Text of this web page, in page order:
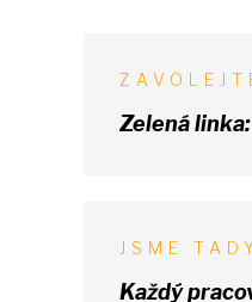
Zelená linka:
JSME
Každý